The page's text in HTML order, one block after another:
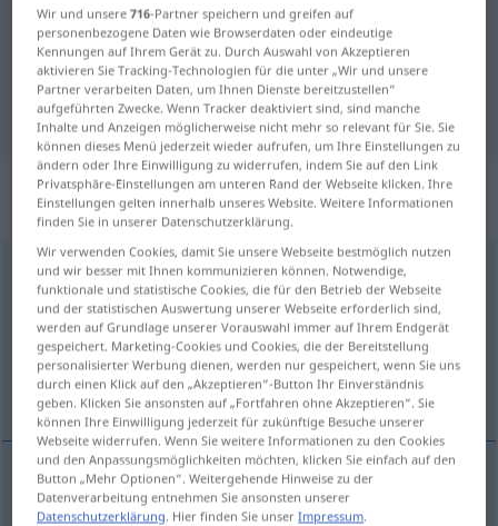
Schwedisch-Deutsch Übersetzung
für "gjuta"
"gjuta" Deutsch Übersetzung
„gjuta“: transitives Verb, transitives
Zeitwort
gjuta [˅jʉːta]v/t <4>
Übersicht aller Übersetzungen
(Für mehr Details die Übersetzung anklicken/antippen)
gießen
gießen gjuta
Wir und unsere716-Partner speichern und greifen auf
personenbezogene Daten wie Browserdaten oder eindeutige
Kennungen auf Ihrem Gerät zu. Durch Auswahl von Akzeptieren
aktivieren Sie Tracking-Technologien für die unter „Wir und unsere
Partner verarbeiten Daten, um Ihnen Dienste bereitzustellen“
aufgeführten Zwecke. Wenn Tracker deaktiviert sind, sind manche
Inhalte und Anzeigen möglicherweise nicht mehr so relevant für Sie. Sie
können dieses Menü jederzeit wieder aufrufen, um Ihre Einstellungen zu
ändern oder Ihre Einwilligung zu widerrufen, indem Sie auf den Link
Privatsphäre-Einstellungen am unteren Rand der Webseite klicken. Ihre
Einstellungen gelten innerhalb unseres Website. Weitere Informationen
finden Sie in unserer Datenschutzerklärung.
Wir verwenden Cookies, damit Sie unsere Webseite bestmöglich nutzen
und wir besser mit Ihnen kommunizieren können. Notwendige,
funktionale und statistische Cookies, die für den Betrieb der Webseite
und der statistischen Auswertung unserer Webseite erforderlich sind,
werden auf Grundlage unserer Vorauswahl immer auf Ihrem Endgerät
gespeichert. Marketing-Cookies und Cookies, die der Bereitstellung
personalisierter Werbung dienen, werden nur gespeichert, wenn Sie uns
durch einen Klick auf den „Akzeptieren“-Button Ihr Einverständnis
geben. Klicken Sie ansonsten auf „Fortfahren ohne Akzeptieren“. Sie
können Ihre Einwilligung jederzeit für zukünftige Besuche unserer
Webseite widerrufen. Wenn Sie weitere Informationen zu den Cookies
und den Anpassungsmöglichkeiten möchten, klicken Sie einfach auf den
Button „Mehr Optionen“. Weitergehende Hinweise zu der
Datenverarbeitung entnehmen Sie ansonsten unserer
Datenschutzerklärung. Hier finden Sie unserImpressum.